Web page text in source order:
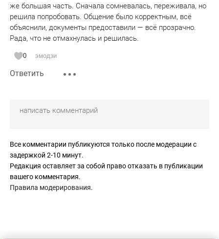
же большая часть. Сначала сомневалась, переживала, но
решила попробовать. Общение было корректным, всё
объяснили, документы предоставили — всё прозрачно.
Рада, что не отмахнулась и решилась.
0 эмодзи
Ответить
Все комментарии публикуются только после модерации с
задержкой 2-10 минут.
Редакция оставляет за собой право отказать в публикации
вашего комментария.
Правила модерирования.